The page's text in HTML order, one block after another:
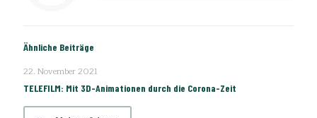
Ähnliche Beiträge
22. November 2021
TELEFILM: Mit 3D-Animationen durch die Corona-Zeit